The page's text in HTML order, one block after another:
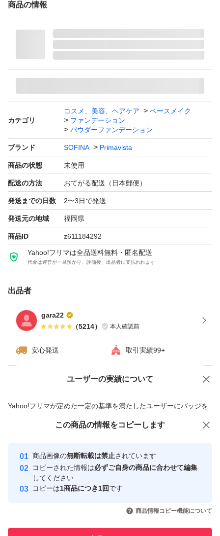
商品の情報
カテゴリ
コスメ、美容、ヘアケア
ベースメイク
ファンデーション
パウダーファンデーション
ブランド SOFINA Primavista
商品の状態 未使用
配送の方法 おてがる配送（日本郵便）
発送までの日数 2〜3日で発送
発送元の地域 福岡県
商品ID z611184292
Yahoo!フリマは全品送料無料・匿名配送
代金は運営が一旦預かり、評価後、出品者に支払われます
出品者
gara22
（5214） 本人確認前
安心発送 取引実績99+
ユーザーの実績について
Yahoo!フリマが定めた一定の基準を満たしたユーザーにバッジを
付与しています
安心取引出品者
心・安全なユーザーです
取引実績
引を完了させた実績があります
価格の相談 商品への質問
この商品の情報をコピーします
商品画像の無断転載は禁止されています
コピーされた情報は必ずご自身の商品に合わせて編集
してください
コピーは1商品につき1回です
商品情報コピー機能について
この商品をみている人にオススメ